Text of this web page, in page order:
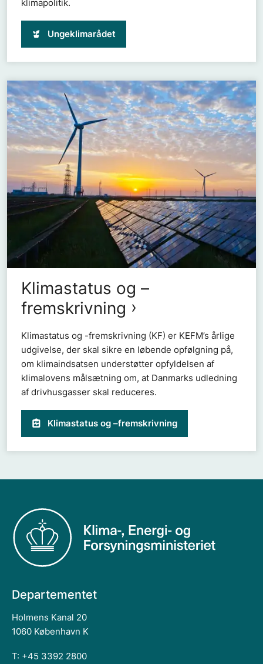
klimapolitik.
Ungeklimarådet
Klimastatus og –
fremskrivning
Klimastatus og -fremskrivning (KF) er KEFM’s årlige
udgivelse, der skal sikre en løbende opfølgning på,
om klimaindsatsen understøtter opfyldelsen af
klimalovens målsætning om, at Danmarks udledning
af drivhusgasser skal reduceres.
Klimastatus og –fremskrivning
Departementet
Holmens Kanal 20
1060 København K
T: +45 3392 2800